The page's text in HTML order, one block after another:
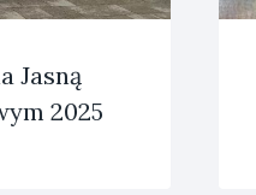
Jasną
2025